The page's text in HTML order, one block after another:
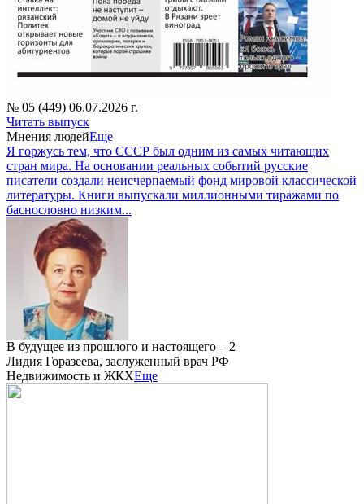
№ 05 (449) 06.07.2026 г.
Читать выпуск
Мнения людейЕще
Я горжусь тем, что СССР был одним из самых читающих
стран мира. На основании реальных событий русские
писатели создали неисчерпаемый фонд мировой классической
литературы. Книги выпускали миллионными тиражами по
баснословно низким...
В будущее из прошлого и настоящего – 2
Лидия Горазеева, заслуженный врач РФ
Недвижимость и ЖКХЕще